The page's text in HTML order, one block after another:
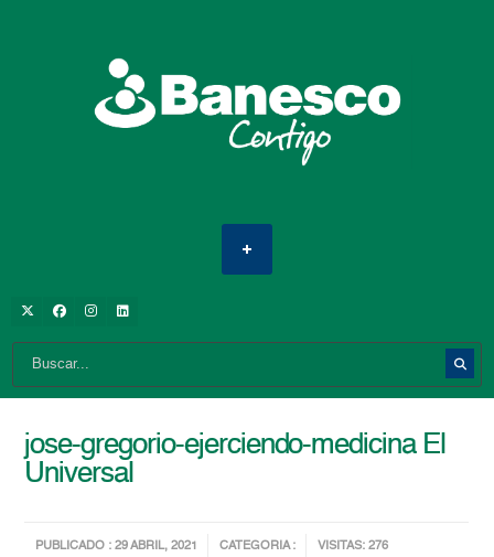
jose-gregorio-ejerciendo-medicina El
Universal
PUBLICADO : 29 ABRIL, 2021 CATEGORIA : VISITAS: 276